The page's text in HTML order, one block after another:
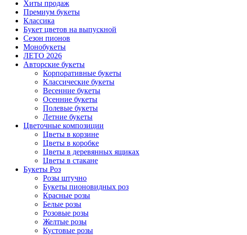
Хиты продаж
Премиум букеты
Классика
Букет цветов на выпускной
Сезон пионов
Монобукеты
ЛЕТО 2026
Авторские букеты
Корпоративные букеты
Классические букеты
Весенние букеты
Осенние букеты
Полевые букеты
Летние букеты
Цветочные композиции
Цветы в корзине
Цветы в коробке
Цветы в деревянных ящиках
Цветы в стакане
Букеты Роз
Розы штучно
Букеты пионовидных роз
Красные розы
Белые розы
Розовые розы
Желтые розы
Кустовые розы